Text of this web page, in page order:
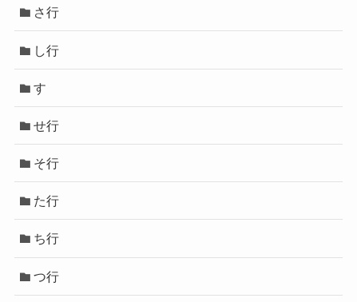
さ行
し行
す
せ行
そ行
た行
ち行
つ行